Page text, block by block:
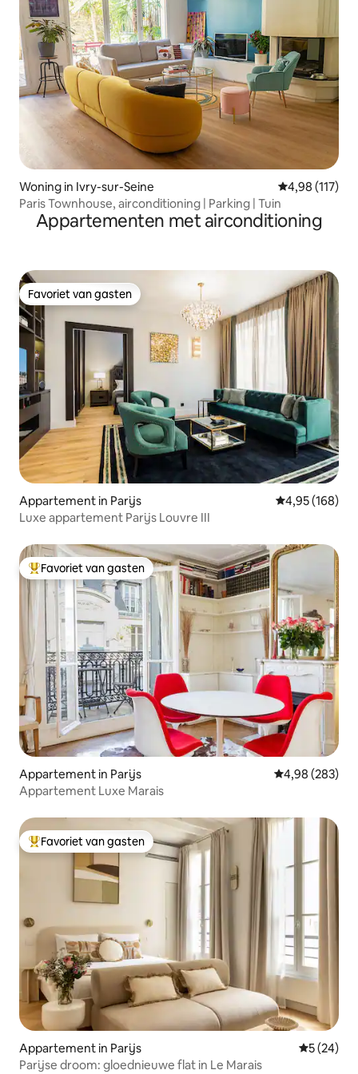
Woning in Ivry-sur-Seine Gemiddelde
4,98 (117)
Paris Townhouse, airconditioning | Parking | Tuin
Appartementen met airconditioning
Favoriet van gasten
Favoriet van gasten
Appartement in Parijs Gemiddelde
4,95 (168)
Luxe appartement Parijs Louvre III
Topfavoriet van gasten
Favoriet van gasten
Appartement in Parijs Gemiddelde
4,98 (283)
Appartement Luxe Marais
Topfavoriet van gasten
Favoriet van gasten
Appartement in Parijs
5 (24)
Parijse droom: gloednieuwe flat in Le Marais